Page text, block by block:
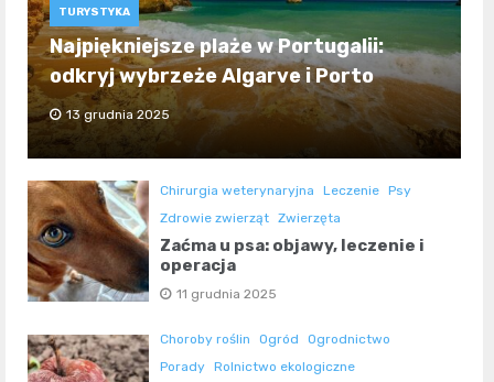
TURYSTYKA
Najpiękniejsze plaże w Portugalii:
odkryj wybrzeże Algarve i Porto
13 grudnia 2025
Chirurgia weterynaryjna Leczenie Psy
Zdrowie zwierząt Zwierzęta
Zaćma u psa: objawy, leczenie i
operacja
11 grudnia 2025
Choroby roślin Ogród
Ogrodnictwo
Porady Rolnictwo ekologiczne